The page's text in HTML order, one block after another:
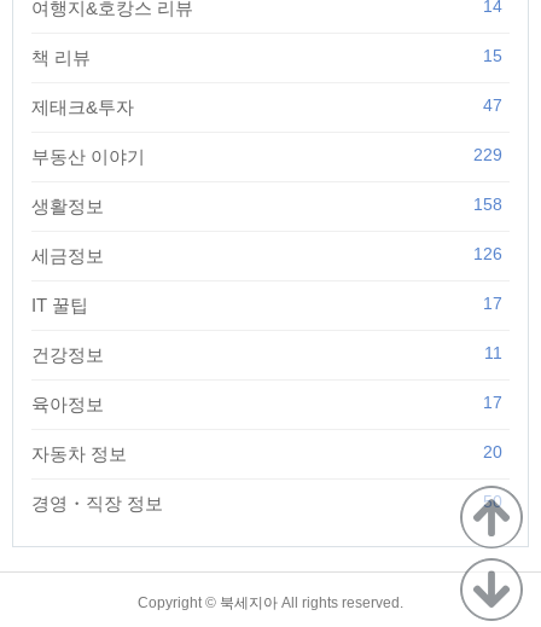
여행지&호캉스 리뷰 14
책 리뷰 15
제태크&투자 47
부동산 이야기 229
생활정보 158
세금정보 126
IT 꿀팁 17
건강정보 11
육아정보 17
자동차 정보 20
경영・직장 정보 50
Copyright © 북세지아 All rights reserved.
TistoryWhaleSkin3.4